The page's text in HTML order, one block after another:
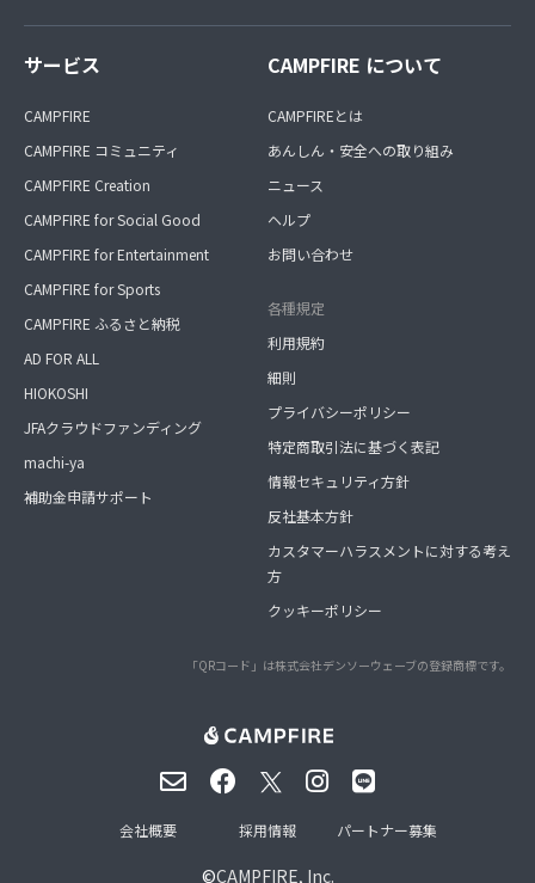
サービス
CAMPFIRE
CAMPFIRE コミュニティ
CAMPFIRE Creation
CAMPFIRE for Social Good
CAMPFIRE for Entertainment
CAMPFIRE for Sports
CAMPFIRE ふるさと納税
AD FOR ALL
HIOKOSHI
JFAクラウドファンディング
machi-ya
補助金申請サポート
CAMPFIRE について
CAMPFIREとは
あんしん・安全への取り組み
ニュース
ヘルプ
お問い合わせ
各種規定
利用規約
細則
プライバシーポリシー
特定商取引法に基づく表記
情報セキュリティ方針
反社基本方針
カスタマーハラスメントに対する考え
方
クッキーポリシー
「QRコード」は株式会社デンソーウェーブの登録商標です。
©CAMPFIRE, Inc.
会社概要 採用情報 パートナー募集